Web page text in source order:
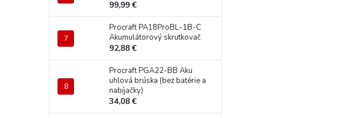
99,99 €
Procraft PA18ProBL-1B-C
Akumulátorový skrutkovač
92,88 €
Procraft PGA22-BB Aku
uhlová brúska (bez batérie a
nabíjačky)
34,08 €